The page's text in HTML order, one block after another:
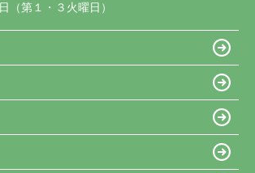
（第１・３火曜日）